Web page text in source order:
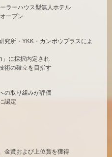
ラーハウス型無人ホテル
ープン
究所・YKK・カンボウプラスによ
」に採択内定され
術の確立を目指す
の取り組みが評価
認定
金賞および上位賞を獲得